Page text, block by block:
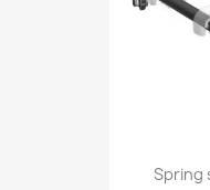
Spring